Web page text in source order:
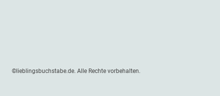
©lieblingsbuchstabe.de. Alle Rechte vorbehalten.